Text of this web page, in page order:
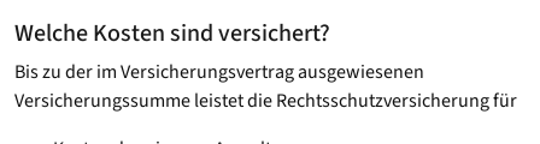
Welche Kosten sind versichert?
Bis zu der im Versicherungsvertrag ausgewiesenen
Versicherungssumme leistet die Rechtsschutzversicherung für